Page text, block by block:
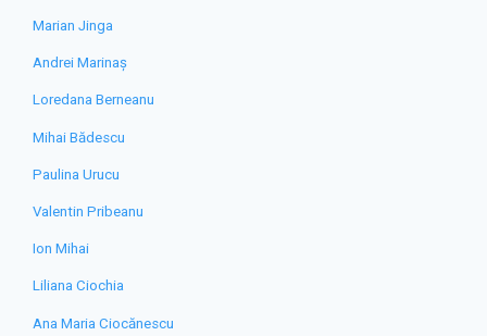
Marian Jinga
Andrei Marinaș
Loredana Berneanu
Mihai Bădescu
Paulina Urucu
Valentin Pribeanu
Ion Mihai
Liliana Ciochia
Ana Maria Ciocănescu